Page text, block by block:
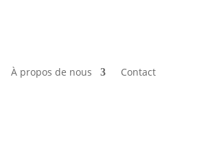
À propos de nous Contact